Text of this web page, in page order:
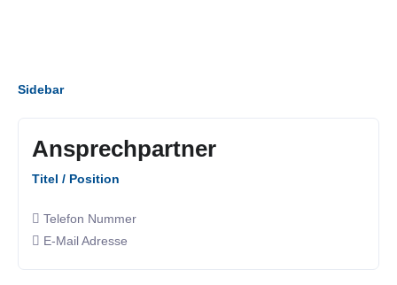
Sidebar
Ansprechpartner
Titel / Position
Telefon Nummer
E-Mail Adresse